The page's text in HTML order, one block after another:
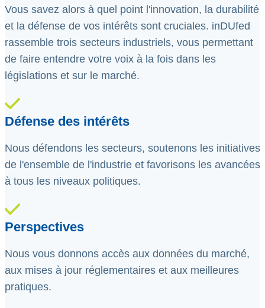
Vous savez alors à quel point l'innovation, la durabilité
et la défense de vos intérêts sont cruciales. inDUfed
rassemble trois secteurs industriels, vous permettant
de faire entendre votre voix à la fois dans les
législations et sur le marché.
Défense des intérêts
Nous défendons les secteurs, soutenons les initiatives
de l'ensemble de l'industrie et favorisons les avancées
à tous les niveaux politiques.
Perspectives
Nous vous donnons accès aux données du marché,
aux mises à jour réglementaires et aux meilleures
pratiques.